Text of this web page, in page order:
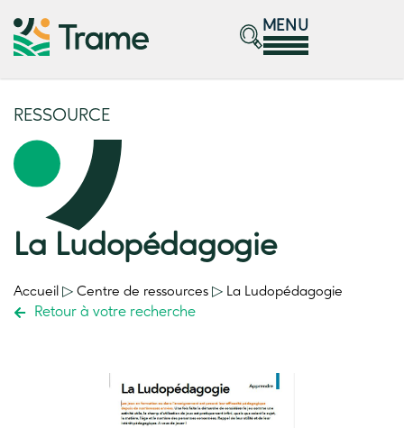
MENU
RESSOURCE
La Ludopédagogie
Accueil ▷ Centre de ressources ▷ La Ludopédagogie
Retour à votre recherche